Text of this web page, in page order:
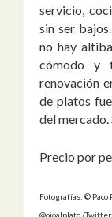
servicio,
sin ser
no hay
cómodo y
renovación
de platos
del
Precio por
Fotografías: © Paco
@ojoalplato /